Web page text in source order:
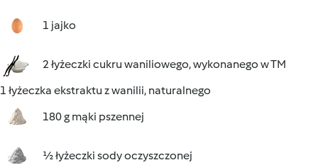
1 jajko
2 łyżeczki cukru waniliowego, wykonanego w TM
1 łyżeczka ekstraktu z wanilii, naturalnego
180 g mąki pszennej
½ łyżeczki sody oczyszczonej